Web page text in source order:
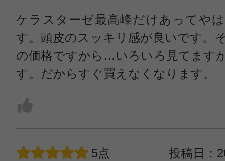
ケラスターゼ最高峰だけあってや
す。頭皮のスッキリ感が良いです。
の価格ですから…いろいろ見てます
す。だからすぐ買えなくなります。
5点 投稿日：